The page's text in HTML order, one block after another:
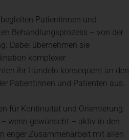
Patientinnen und
Behandlungsprozess – von der
Dabei übernehmen sie
komplexer
ihr Handeln konsequent an den
Patientinnen und Patienten aus.
für Kontinuität und Orientierung.
wenn gewünscht – aktiv in den
enger Zusammenarbeit mit allen